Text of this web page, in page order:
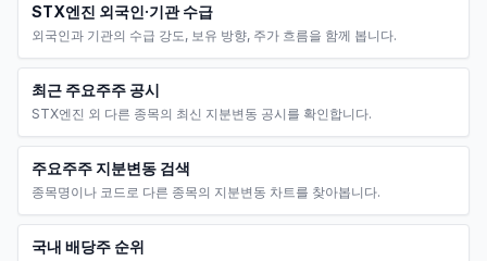
STX엔진 외국인·기관 수급
외국인과 기관의 수급 강도, 보유 방향, 주가 흐름을 함께 봅니다.
최근 주요주주 공시
STX엔진 외 다른 종목의 최신 지분변동 공시를 확인합니다.
주요주주 지분변동 검색
종목명이나 코드로 다른 종목의 지분변동 차트를 찾아봅니다.
국내 배당주 순위